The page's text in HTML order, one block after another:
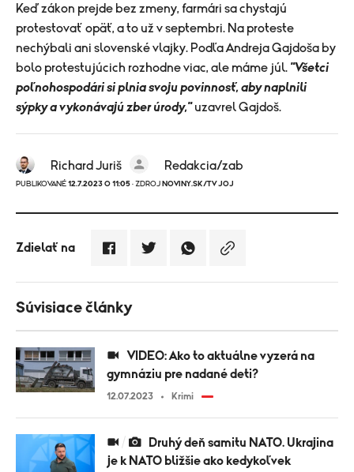
Keď zákon prejde bez zmeny, farmári sa chystajú
protestovať opäť, a to už v septembri. Na proteste
nechýbali ani slovenské vlajky. Podľa Andreja Gajdoša by
bolo protestujúcich rozhodne viac, ale máme júl. "Všetci
poľnohospodári si plnia svoju povinnosť, aby naplnili
sýpky a vykonávajú zber úrody,"uzavrel Gajdoš.
Richard Juriš Redakcia/zab
PUBLIKOVANÉ 12.7.2023 O 11:05 · ZDROJ NOVINY.SK/TV JOJ
Zdielať na
Súvisiace články
gymnáziu pre nadané deti?
12.07.2023 Krimi
je k NATO bližšie ako kedykoľvek